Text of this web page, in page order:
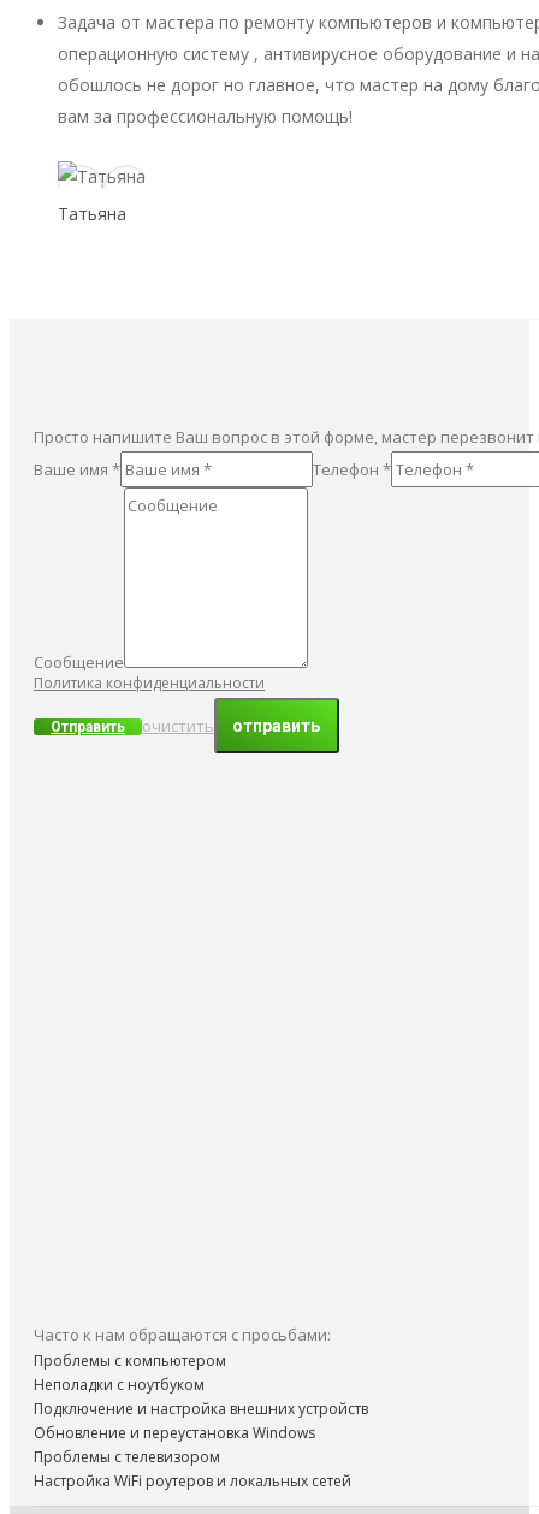
Задача от мастера по ремонту компьютеров и
операционную систему , антивирусное оборудование и
обошлось не дорог но главное, что мастер на дому
вам за профессиональную помощь!
Татьяна
Просто напишите Ваш вопрос в этой форме, мастер
Ваше имя *
Телефон *
Сообщение
Политика конфиденциальности
Отправить очистить
Часто к нам обращаются с просьбами:
Проблемы с компьютером
Неполадки с ноутбуком
Подключение и настройка внешних устройств
Обновление и переустановка Windows
Проблемы с телевизором
Настройка WiFi роутеров и локальных сетей